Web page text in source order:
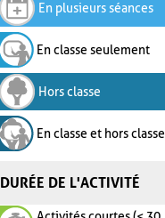
En plusieurs séances
En classe seulement
Hors classe
En classe et hors classe
DURÉE DE L'ACTIVITÉ